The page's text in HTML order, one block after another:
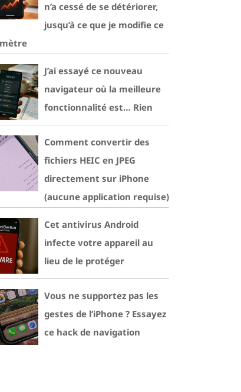
n’a cessé de se détériorer,
jusqu’à ce que je modifie ce
J’ai essayé ce nouveau
navigateur où la meilleure
fonctionnalité est… Rien
Comment convertir des
fichiers HEIC en JPEG
directement sur iPhone
(aucune application requise)
Cet antivirus Android
infecte votre appareil au
lieu de le protéger
Vous ne supportez pas les
gestes de l’iPhone ? Essayez
ce hack de navigation